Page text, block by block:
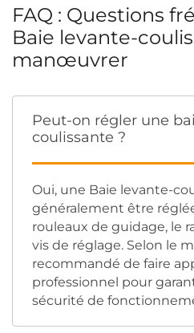
FAQ : Questions
Baie levante-
manœuvrer
Peut-on régler une
coulissante ?
Oui, une Baie levante-
généralement être
rouleaux de guidage, le
vis de réglage. Selon le
recommandé de faire
professionnel pour
sécurité de